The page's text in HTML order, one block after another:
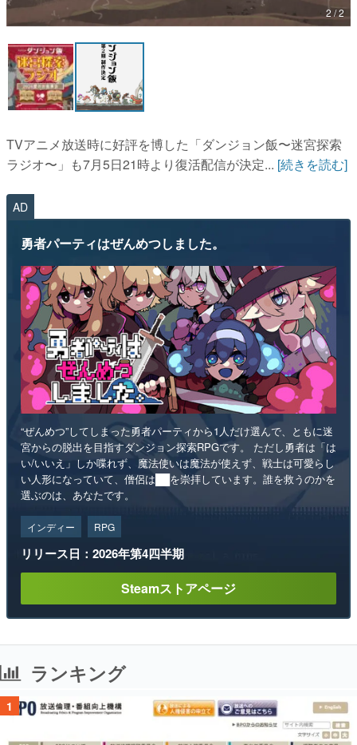
2 / 2
TVアニメ放送時に好評を博した「ダンジョン飯〜迷宮探索
ラジオ〜」も7月5日21時より復活配信が決定... [続きを読む]
AD
勇者パーティはぜんめつしました。
“ぜんめつ”してしまった勇者パーティから1人だけ選んで、ともに迷
宮からの脱出を目指すダンジョン探索RPGです。 ただし勇者は「は
い/いいえ」しか喋れず、魔法使いは魔法が使えず、戦士は可愛らし
い人形になっていて、僧侶は██を崇拝しています。誰を救うのかを
選ぶのは、あなたです。
インディー RPG
リリース日：2026年第4四半期
Steamストアページ
ランキング
1